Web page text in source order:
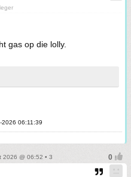
gas op die lolly.
2026 06:11:39
2026 @ 06:52 • 3